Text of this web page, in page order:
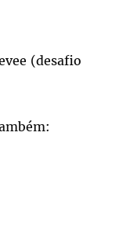
(desafio